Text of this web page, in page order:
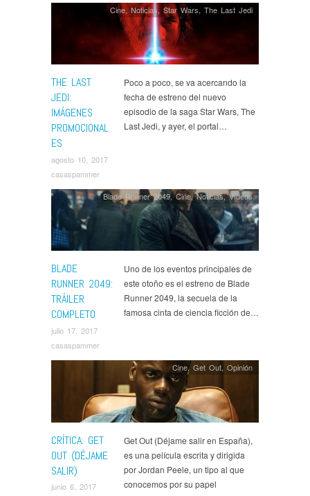
THE LAST
JEDI:
IMÁGENES
PROMOCIONAL
ES
agosto 10, 2017
casaspammer
Cine ,Noticias,Star Wars,The Last Jedi
Poco a poco, se va acercando la
fecha de estreno del nuevo
episodio de la saga Star Wars, The
Last Jedi, y ayer, el portal…
BLADE
RUNNER 2049:
TRÁILER
COMPLETO
julio 17, 2017
casaspammer
Blade Runner 2049,Cine,Noticias,Ví­deos
Uno de los eventos principales de
este otoño es el estreno de Blade
Runner 2049, la secuela de la
famosa cinta de ciencia ficción de…
CRÍTICA: GET
OUT (DÉJAME
SALIR)
junio 6, 2017
Cine,Get Out,Opinión
Get Out (Déjame salir en España),
es una película escrita y dirigida
por Jordan Peele, un tipo al que
conocemos por su papel